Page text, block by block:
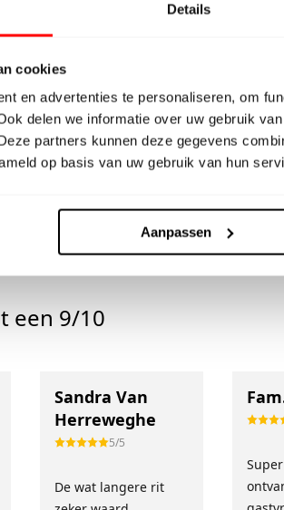
Details
cookies
en advertenties te personaliseren, om
delen we informatie over uw gebruik
partners kunnen deze gegevens
op basis van uw gebruik van hun
Aanpassen
png, jpg, pdf, raw, jpeg, , Max.
een 9/10
Sandra Van
Herreweghe
5/5
De wat langere rit